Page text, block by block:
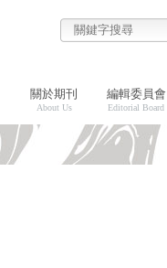
關於期刊
About Us
編輯委員會
Editorial Board